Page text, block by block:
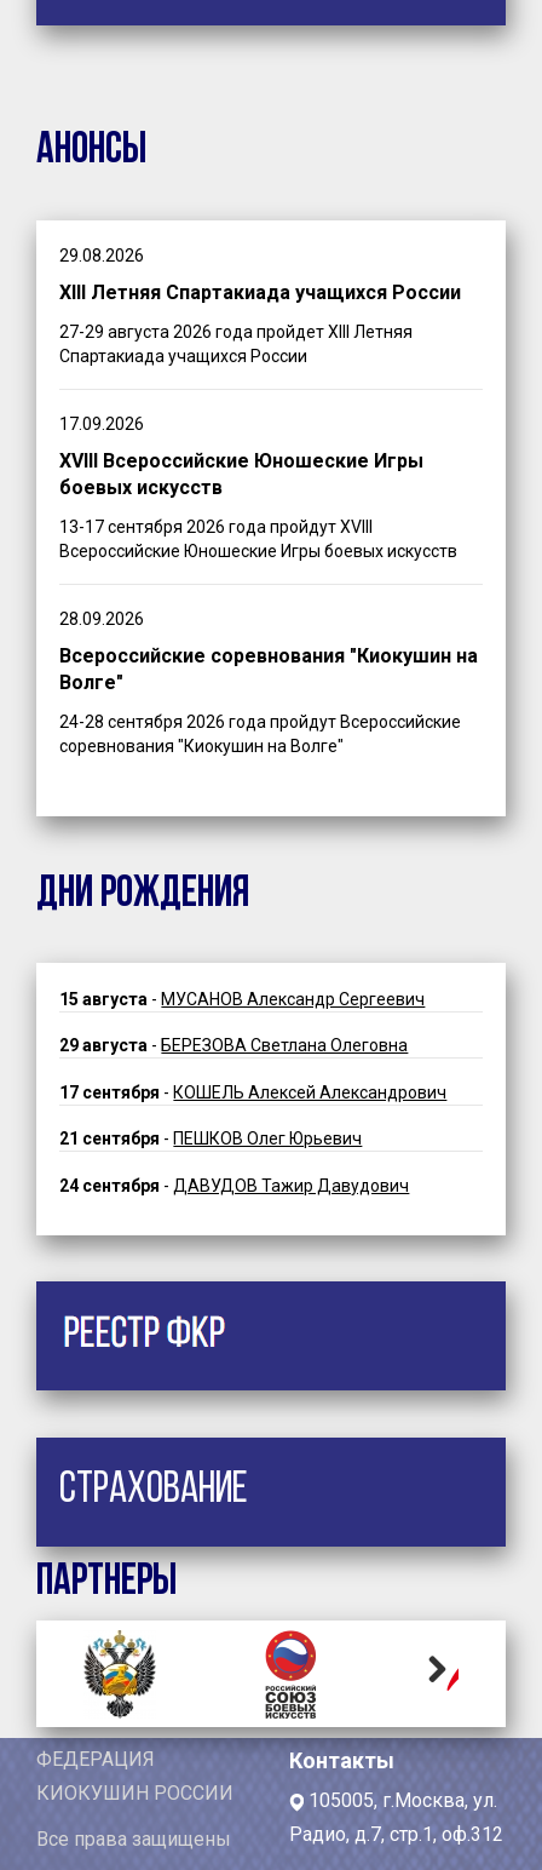
Анонсы
29.08.2026
XIII Летняя Спартакиада учащихся России
27-29 августа 2026 года пройдет XIII Летняя
Спартакиада учащихся России
17.09.2026
XVIII Всероссийские Юношеские Игры
боевых искусств
13-17 сентября 2026 года пройдут XVIII
Всероссийские Юношеские Игры боевых искусств
28.09.2026
Всероссийские соревнования "Киокушин на
Волге"
24-28 сентября 2026 года пройдут Всероссийские
соревнования "Киокушин на Волге"
ДНИ РОЖДЕНИЯ
15 августа - МУСАНОВ Александр Сергеевич
29 августа - БЕРЕЗОВА Светлана Олеговна
17 сентября - КОШЕЛЬ Алексей Александрович
21 сентября - ПЕШКОВ Олег Юрьевич
24 сентября - ДАВУДОВ Тажир Давудович
Страхование
Партнеры
ФЕДЕРАЦИЯ
КИОКУШИН РОССИИ
Все права защищены
Контакты
105005, г.Москва, ул.
Радио, д.7, стр.1, оф.312